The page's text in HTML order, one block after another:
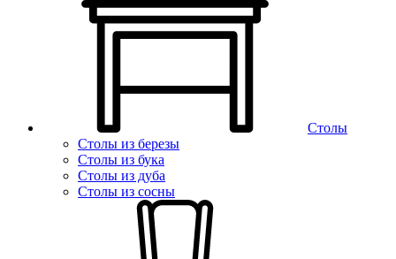
Столы
Столы из березы
Столы из бука
Столы из дуба
Столы из сосны